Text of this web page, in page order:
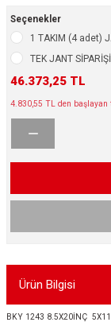
Çelik Jantlar
Seçenekler
1 TAKIM (4 adet)
TEK JANT
46.373,25 TL
4.830,55 TL den başlayan
Ürün Bilgisi
BKY 1243 8.5X20İNÇ